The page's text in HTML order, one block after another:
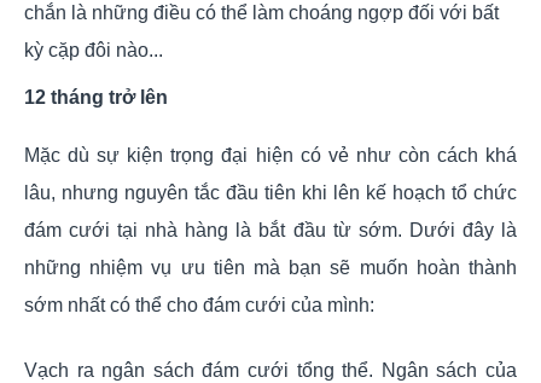
chắn là những điều có thể làm choáng ngợp đối với bất
kỳ cặp đôi nào...
12 tháng trở lên
Mặc dù sự kiện trọng đại hiện có vẻ như còn cách khá
lâu, nhưng nguyên tắc đầu tiên khi lên kế hoạch tổ chức
đám cưới tại nhà hàng là bắt đầu từ sớm. Dưới đây là
những nhiệm vụ ưu tiên mà bạn sẽ muốn hoàn thành
sớm nhất có thể cho đám cưới của mình:
Vạch ra ngân sách đám cưới tổng thể. Ngân sách của